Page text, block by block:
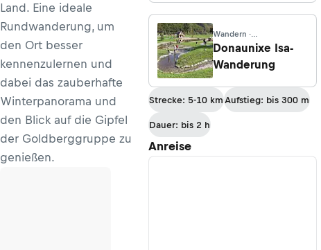
Land. Eine ideale
Rundwanderung, um
den Ort besser
kennenzulernen und
dabei das zauberhafte
Winterpanorama und
den Blick auf die Gipfel
der Goldberggruppe zu
genießen.
Hinterstoder
Wandern ·
Oberösterreich
Donaunixe Isa-
Wanderung
Strecke: 5-10 km Aufstieg: bis 300 m
Dauer: bis 2 h
Anreise